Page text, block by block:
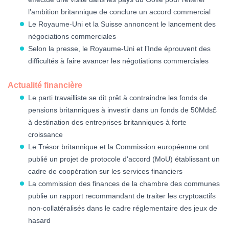
l’ambition britannique de conclure un accord commercial
Le Royaume-Uni et la Suisse annoncent le lancement des
négociations commerciales
Selon la presse, le Royaume-Uni et l’Inde éprouvent des
difficultés à faire avancer les négotiations commerciales
Actualité financière
Le parti travailliste se dit prêt à contraindre les fonds de
pensions britanniques à investir dans un fonds de 50Mds£
à destination des entreprises britanniques à forte
croissance
Le Trésor britannique et la Commission européenne ont
publié un projet de protocole d'accord (MoU) établissant un
cadre de coopération sur les services financiers
La commission des finances de la chambre des communes
publie un rapport recommandant de traiter les cryptoactifs
non-collatéralisés dans le cadre réglementaire des jeux de
hasard